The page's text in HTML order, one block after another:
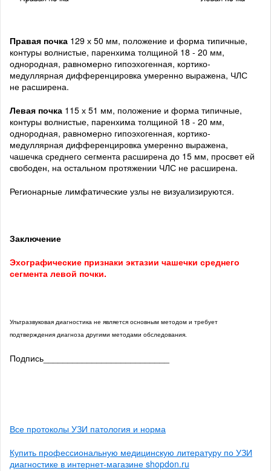
Правая почка 129 х 50 мм, положение и форма типичные,
контуры волнистые, паренхима толщиной 18 - 20 мм,
однородная, равномерно гипоэхогенная, кортико-
медуллярная дифференцировка умеренно выражена, ЧЛС
не расширена.
Левая почка 115 х 51 мм, положение и форма типичные,
контуры волнистые, паренхима толщиной 18 - 20 мм,
однородная, равномерно гипоэхогенная, кортико-
медуллярная дифференцировка умеренно выражена,
чашечка среднего сегмента расширена до 15 мм, просвет ей
свободен, на остальном протяжении ЧЛС не расширена.
Регионарные лимфатические узлы не визуализируются.
Заключение
Эхографические признаки эктазии чашечки среднего
сегмента левой почки.
Ультразвуковая диагностика не является основным методом и требует
подтверждения диагноза другими методами обследования.
Подпись__________________________
Все протоколы УЗИ патология и норма
Купить профессиональную медицинскую литературу по УЗИ
диагностике в интернет-магазине shopdon.ru